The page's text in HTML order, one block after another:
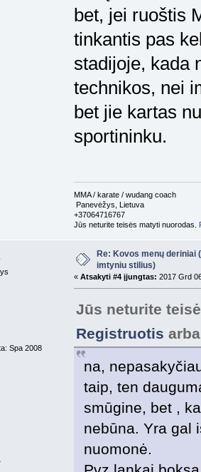
bet, jei ruoštis
tinkantis pas
stadijoje, kada
technikos, nei
bet jie kartas
sportininku.
MMA / karate / wudang coach
Panevėžys, Lietuva
+37064716767
Jūs neturite teisės matyti nuorodas.
Spa 2008
Re: Kovos menų deriniai
imtyniu stilius)
« Atsakyti #4 įjungtas: 2017 Grd
Jūs neturite
Registruotis
na,
taip, ten
smūgine, bet ,
nebūna. Yra gal
nuomonė.